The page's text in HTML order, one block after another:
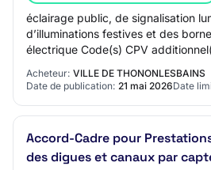
éclairage public, de signalisation
d’illuminations festives et des
électrique Code(s) CPV
Acheteur: VILLE DE THONONLESBAINS
Date de publication: 21 mai 2026Date
Accord-Cadre pour
des digues et canaux par